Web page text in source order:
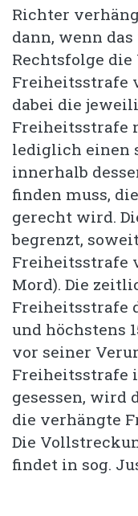
Richter
dann, wenn
Rechtsfolge
Freiheitsstrafe
dabei die
Freiheitsstrafe
lediglich einen
innerhalb
finden muss,
gerecht wird.
begrenzt,
Freiheitsstrafe
Mord). Die
Freiheitsstrafe
und höchstens
vor seiner
Freiheitsstrafe
gesessen, wird
die verhängte
Die
findet in sog.